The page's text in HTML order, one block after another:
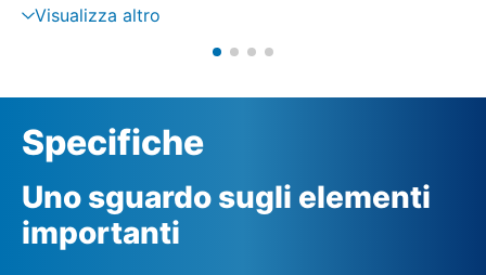
meccanico di posizione
(1-9 giri/corsa, 9-14 giri/corsa, 14-27 giri/corsa)
Visualizza altro
Specifiche
Uno sguardo sugli elementi
importanti